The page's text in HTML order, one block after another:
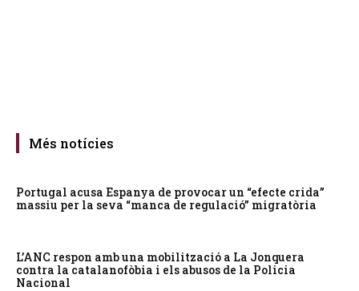
Més notícies
Portugal acusa Espanya de provocar un “efecte crida”
massiu per la seva “manca de regulació” migratòria
L’ANC respon amb una mobilització a La Jonquera
contra la catalanofòbia i els abusos de la Policia
Nacional